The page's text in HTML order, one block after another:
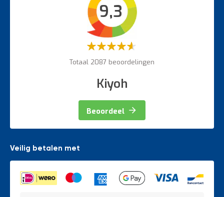
9,3
Waardering:
Totaal 2087 beoordelingen
Kiyoh
Beoordeel
Veilig betalen met